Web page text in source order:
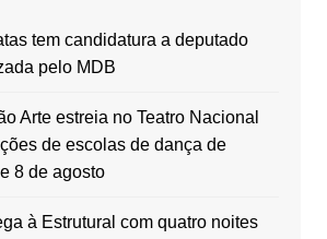
tem candidatura a deputado
pelo MDB
Arte estreia no Teatro Nacional
de escolas de dança de
8 de agosto
à Estrutural com quatro noites